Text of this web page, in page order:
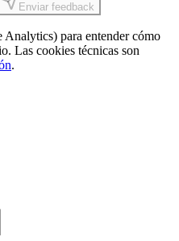
Enviar feedback
para entender cómo
Las cookies técnicas son
.